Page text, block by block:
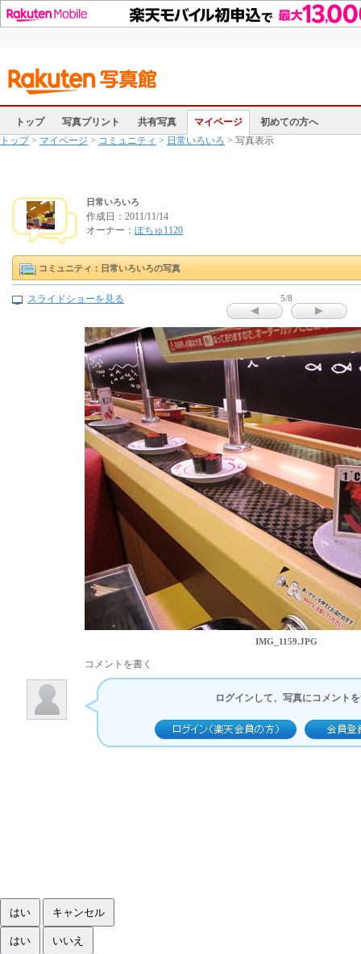
トップ 写真プリント 共有写真 マイページ
初めての方へ
トップ> マイページ > コミュニティ > 日常いろいろ > 写真表示
日常いろいろ
作成日： 2011/11/14
オーナー： ぽちゅ1120
コミュニティ：日常いろいろの写真
スライドショーを見る 5/8
IMG_1159.JPG
コメントを書く
ログインして、写真にコメント